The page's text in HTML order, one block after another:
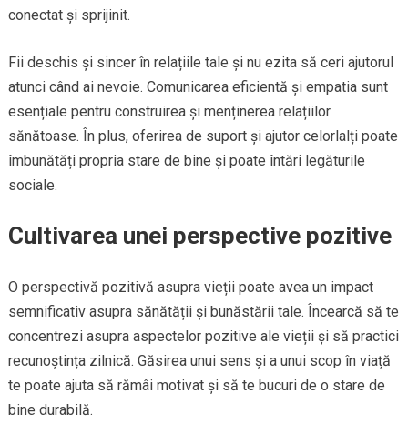
conectat și sprijinit.
Fii deschis și sincer în relațiile tale și nu ezita să ceri ajutorul
atunci când ai nevoie. Comunicarea eficientă și empatia sunt
esențiale pentru construirea și menținerea relațiilor
sănătoase. În plus, oferirea de suport și ajutor celorlalți poate
îmbunătăți propria stare de bine și poate întări legăturile
sociale.
Cultivarea unei perspective pozitive
O perspectivă pozitivă asupra vieții poate avea un impact
semnificativ asupra sănătății și bunăstării tale. Încearcă să te
concentrezi asupra aspectelor pozitive ale vieții și să practici
recunoștința zilnică. Găsirea unui sens și a unui scop în viață
te poate ajuta să rămâi motivat și să te bucuri de o stare de
bine durabilă.